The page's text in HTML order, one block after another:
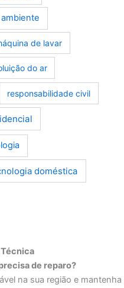
de lavar
do ar
responsabilidade civil
doméstica
de reparo?
na sua região e mantenha